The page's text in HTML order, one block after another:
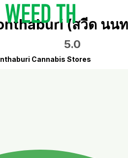
(สวีด นน
5.0
Cannabis Stores